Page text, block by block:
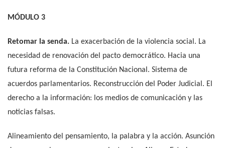
MÓDULO 3
Retomar la senda. La exacerbación de la violencia social. La
necesidad de renovación del pacto democrático. Hacia una
futura reforma de la Constitución Nacional. Sistema de
acuerdos parlamentarios. Reconstrucción del Poder Judicial. El
derecho a la información: los medios de comunicación y las
noticias falsas.
Alineamiento del pensamiento, la palabra y la acción. Asunción